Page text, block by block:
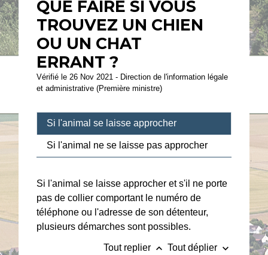
QUE FAIRE SI VOUS
TROUVEZ UN CHIEN
OU UN CHAT
ERRANT ?
Vérifié le 26 Nov 2021 - Direction de l'information légale
et administrative (Première ministre)
Si l'animal se laisse approcher
Si l'animal ne se laisse pas approcher
Si l'animal se laisse approcher et s'il ne porte
pas de collier comportant le numéro de
téléphone ou l'adresse de son détenteur,
plusieurs démarches sont possibles.
Tout replier keyboard_arrow_up Tout déplier keyboard_arrow_down